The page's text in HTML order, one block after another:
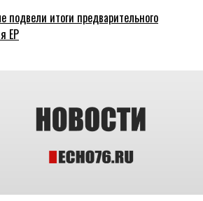
подвели итоги предварительного
ЕР